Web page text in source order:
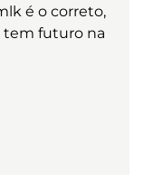
é o correto,
tem futuro na